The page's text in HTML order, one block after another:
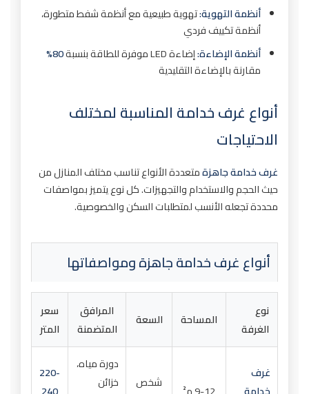
أنظمة التهوية:تهوية طبيعية مع أنظمة شفط متطورة،
أنظمة تكييف فردي
أنظمة الإضاءة:إضاءة LED موفرة للطاقة بنسبة
80%
مقارنة بالإضاءة التقليدية
أنواع غرف خدامة المناسبة لمختلف
الاحتياجات
غرف خدامة جاهزةمتعددة الأنواع تناسب مختلف المنازل من
حيث الحجم والاستخدام والتجهيزات. كل نوع يتميز بمواصفات
محددة تجعله الأنسب لمتطلبات السكن والخصوصية.
أنواع غرف خدامة جاهزة ومواصفاتها
نوع
الغرفة
المساحة السعة
المرافق
المتضمنة
سعر
المتر
غرف
شخص
دورة مياه،
خزائن
220-